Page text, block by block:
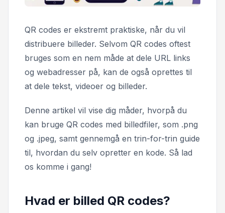
QR codes er ekstremt praktiske, når du vil
distribuere billeder. Selvom QR codes oftest
bruges som en nem måde at dele URL links
og webadresser på, kan de også oprettes til
at dele tekst, videoer og billeder.
Denne artikel vil vise dig måder, hvorpå du
kan bruge QR codes med billedfiler, som .png
og .jpeg, samt gennemgå en trin-for-trin guide
til, hvordan du selv opretter en kode. Så lad
os komme i gang!
Hvad er billed QR codes?